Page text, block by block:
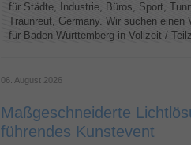
für Städte, Industrie, Büros, Sport,
Traunreut, Germany. Wir suchen einen
für Baden-Württemberg in Vollzeit /
06. August 2026
Maßgeschneiderte
führendes Kunstevent